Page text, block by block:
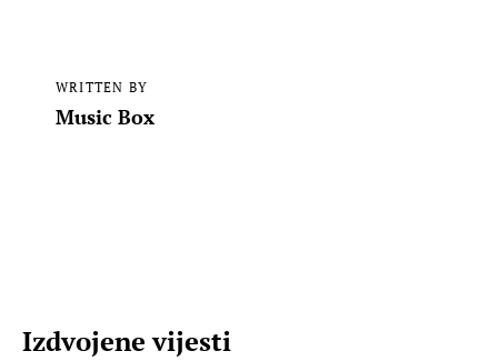
WRITTEN BY
Music Box
Izdvojene vijesti